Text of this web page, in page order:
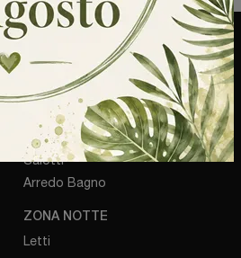
ZONA GIORNO
Librerie
Pareti Attrezzate
Madie
Salotti
Arredo Bagno
ZONA NOTTE
Letti